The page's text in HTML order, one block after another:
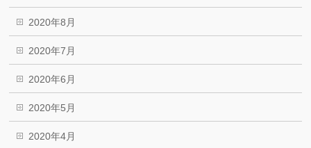
2020年8月
2020年7月
2020年6月
2020年5月
2020年4月